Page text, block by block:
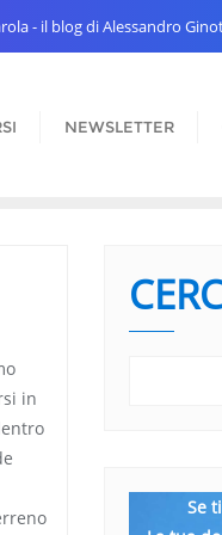
- il blog di Alessandro
NEWSLETTER
in
Se